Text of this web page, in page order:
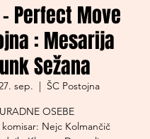
- Perfect Move
: Mesarija
Sežana
sep.
  |
ŠC Postojna
URADNE OSEBE
komisar: Nejc Kolmančič